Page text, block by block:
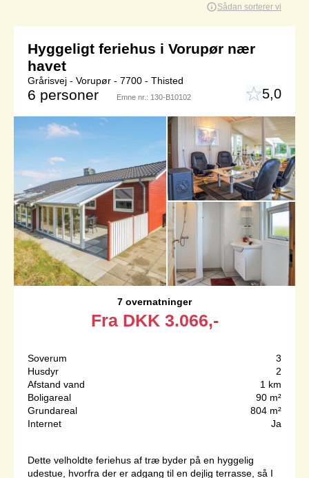
Sådan sorterer vi
Hyggeligt feriehus i Vorupør nær
havet
Grårisvej - Vorupør - 7700 - Thisted
6 personer Emne nr.: 130-B10102 5,0
7 overnatninger
Fra DKK 3.066,-
Soverum
3
Husdyr
2
Afstand vand
1 km
Boligareal
90 m²
Grundareal
804 m²
Internet
Ja
Dette velholdte feriehus af træ byder på en hyggelig
udestue, hvorfra der er adgang til en dejlig terrasse, så I